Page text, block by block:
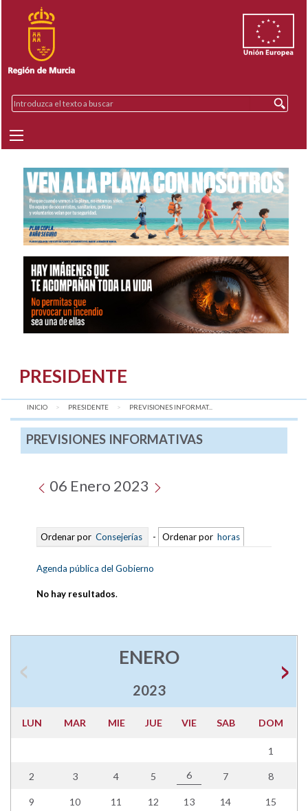
PRESIDENTE
INICIO PRESIDENTE AQUÍ:
PREVISIONES INFORMAT...
PREVISIONES INFORMATIVAS
06 Enero 2023
Ordenar por Consejerías - Ordenar por horas
Agenda pública del Gobierno
No hay resultados.
ENERO
2023
LUN MAR MIE JUE VIE SAB DOM
1
2 3 4 5 6 7 8
9 10 11 12 13 14 15